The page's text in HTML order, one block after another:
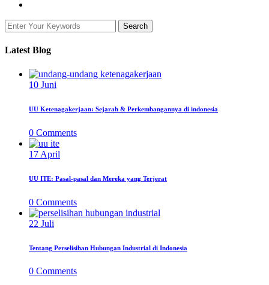
Latest Blog
10 Juni
UU Ketenagakerjaan: Sejarah & Perkembangannya di indonesia
0 Comments
17 April
UU ITE: Pasal-pasal dan Mereka yang Terjerat
0 Comments
22 Juli
Tentang Perselisihan Hubungan Industrial di Indonesia
0 Comments